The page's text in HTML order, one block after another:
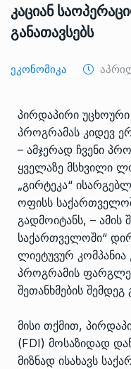
კაციან
განათავსებს
Ეკონომიკა
პირდაპირი უცხოური
პროგრამას კიდევ
– ამჯერად ჩვენი
ყველაზე მსხვილი
„გირტეკა“
ოფისს
გადმოიტანს, – ამის
საქართველოში“
ლიეტუვურ კომპანია
პროგრამის
შეთანხმების შემდეგ
მისი თქმით,
(FDI) მოსაზიდად
მიზნად ისახავს